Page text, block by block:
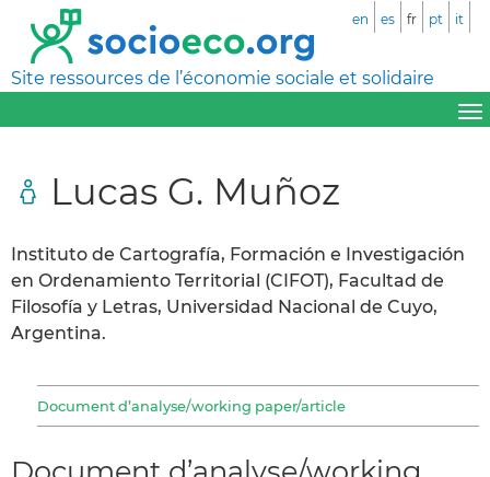
Site ressources de l’économie sociale et solidaire
en es fr pt it
Lucas G. Muñoz
Instituto de Cartografía, Formación e Investigación
en Ordenamiento Territorial (CIFOT), Facultad de
Filosofía y Letras, Universidad Nacional de Cuyo,
Argentina.
Document d’analyse/working paper/article